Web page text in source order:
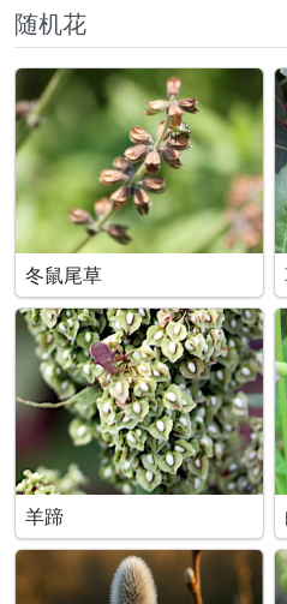
随机花
冬鼠尾草
羊蹄